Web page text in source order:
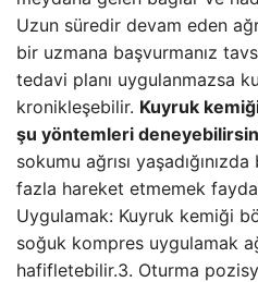
Uzun süredir devam eden
bir uzmana başvurmanız
tedavi planı uygulanmazsa
kronikleşebilir. Kuyruk
şu yöntemleri
sokumu ağrısı
fazla hareket etmemek
Uygulamak: Kuyruk kemiği
soğuk kompres uygulamak
hafifletebilir.3. Oturma